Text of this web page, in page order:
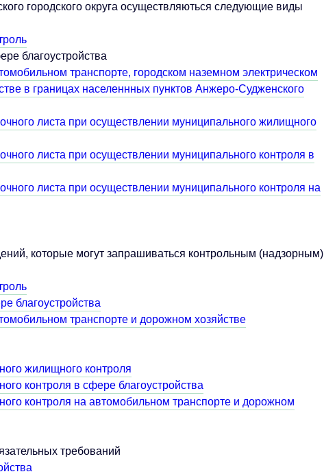
городского округа осуществляються следующие виды
благоустройства
транспорте, городском наземном электрическом
в границах населеннных пунктов Анжеро-Судженского
листа при осуществлении муниципального жилищного
листа при осуществлении муниципального контроля в
листа при осуществлении муниципального контроля на
которые могут запрашиваться контрольным (надзорным)
благоустройства
транспорте и дорожном хозяйстве
жилищного контроля
контроля в сфере благоустройства
контроля на автомобильном транспорте и дорожном
требований